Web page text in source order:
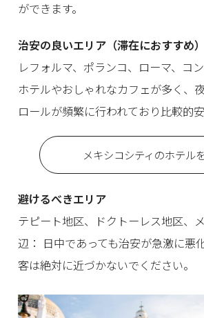
ができます。
治安の良いエリア（滞在におすすめ）
レフォルマ、ポランコ、ローマ、コ
ホテルやおしゃれなカフェが多く、
ロールが頻繁に行われており比較的安
メキシコシティのホテル
避けるべきエリア
テピート地区、ドクトーレス地区、
辺： 日中であっても治安が急激に悪
客は絶対に近づかないでください。